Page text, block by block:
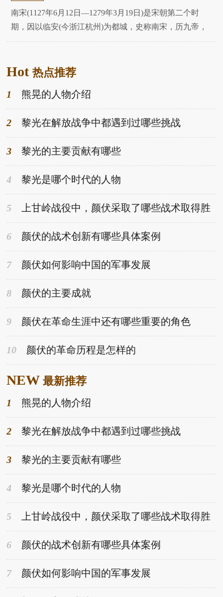
南宋(1127年6月12日—1279年3月19日)是宋朝第二个时
期，因以临安(今浙江杭州)为都城，史称南宋，历九帝，
享国152年。南宋虽然外患深重，统治者偏安一隅，但其
和文化艺术高度发展，理学成型确立正统地位，并向海外
Hot热点推荐
1 熊晃的人物介绍
2 黎光在解放战争中都遇到过哪些挑战
3 黎光的主要贡献有哪些
4 黎光是哪个时代的人物
5
上甘岭战役中，颜伏采取了哪些战术取得胜
利
6
颜伏的战术创新有哪些具体案例
7 颜伏如何影响中国的军事发展
8 颜伏的主要成就
9 颜伏在革命生涯中还有哪些重要的角色
10 颜伏的革命历程是怎样的
NEW最新推荐
1 熊晃的人物介绍
2 黎光在解放战争中都遇到过哪些挑战
3 黎光的主要贡献有哪些
4 黎光是哪个时代的人物
5
上甘岭战役中，颜伏采取了哪些战术取得胜
利
6
颜伏的战术创新有哪些具体案例
7 颜伏如何影响中国的军事发展